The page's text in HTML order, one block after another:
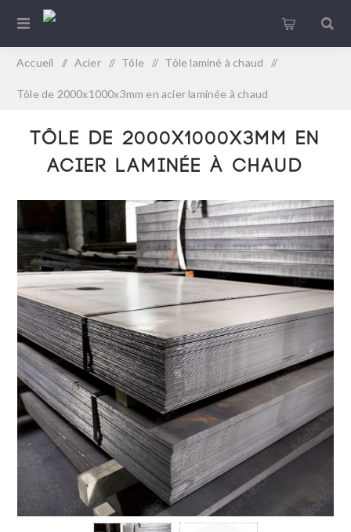
Accueil / Acier / Tôle / Tôle laminé à chaud /
Tôle de 2000x1000x3mm en acier laminée à chaud
Tôle de 2000x1000x3mm en
acier laminée à chaud